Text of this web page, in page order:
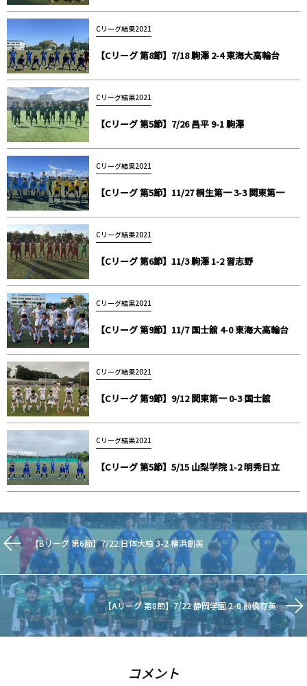
Cリーグ結果2021
【Cリーグ 第8節】7/18 駒澤 2-4 東海大高輪台
Cリーグ結果2021
【Cリーグ 第5節】7/26 昌平 9-1 駒澤
Cリーグ結果2021
【Cリーグ 第5節】11/27 桐生第一 3-3 関東第一
Cリーグ結果2021
【Cリーグ 第6節】11/3 駒澤 1-2 習志野
Cリーグ結果2021
【Cリーグ 第9節】11/7 国士舘 4-0 東海大高輪台
Cリーグ結果2021
【Cリーグ 第9節】9/12 関東第一 0-3 国士舘
Cリーグ結果2021
【Cリーグ 第5節】5/15 山梨学院 1-2 明秀日立
【Bリーグ 第6節】7/22 日体大柏 3-2 横浜創英
【Aリーグ 第8節】7/22 静岡学園 2-0 前橋育英
コメント